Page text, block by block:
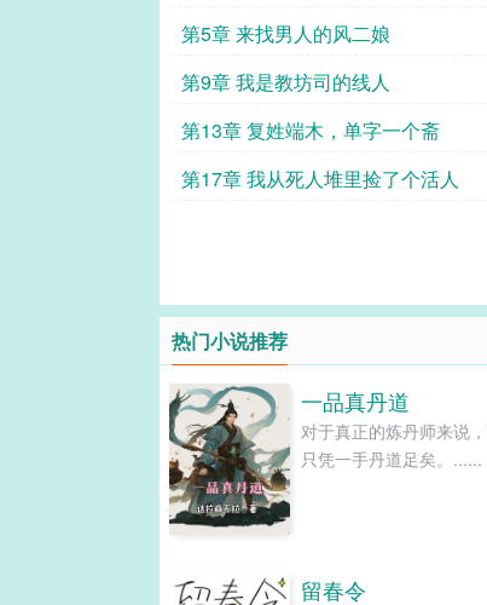
第5章 来找男人的风二娘
第9章 我是教坊司的线人
第13章 复姓端木，单字一个斋
第17章 我从死人堆里捡了个活人
热门小说推荐
一品真丹道
对于真正的炼丹师来说
只凭一手丹道足矣。......
留春令